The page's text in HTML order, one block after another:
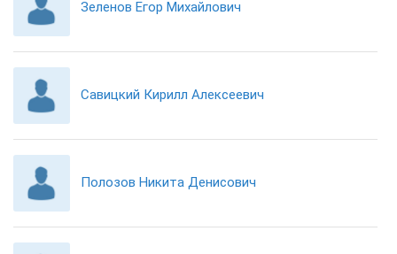
Зеленов Егор Михайлович
Савицкий Кирилл Алексеевич
Полозов Никита Денисович